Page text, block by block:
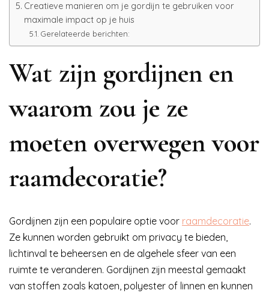
Creatieve manieren om je gordijn te gebruiken voor
maximale impact op je huis
Gerelateerde berichten:
Wat zijn gordijnen en
waarom zou je ze
moeten overwegen voor
raamdecoratie?
Gordijnen zijn een populaire optie voor raamdecoratie.
Ze kunnen worden gebruikt om privacy te bieden,
lichtinval te beheersen en de algehele sfeer van een
ruimte te veranderen. Gordijnen zijn meestal gemaakt
van stoffen zoals katoen, polyester of linnen en kunnen